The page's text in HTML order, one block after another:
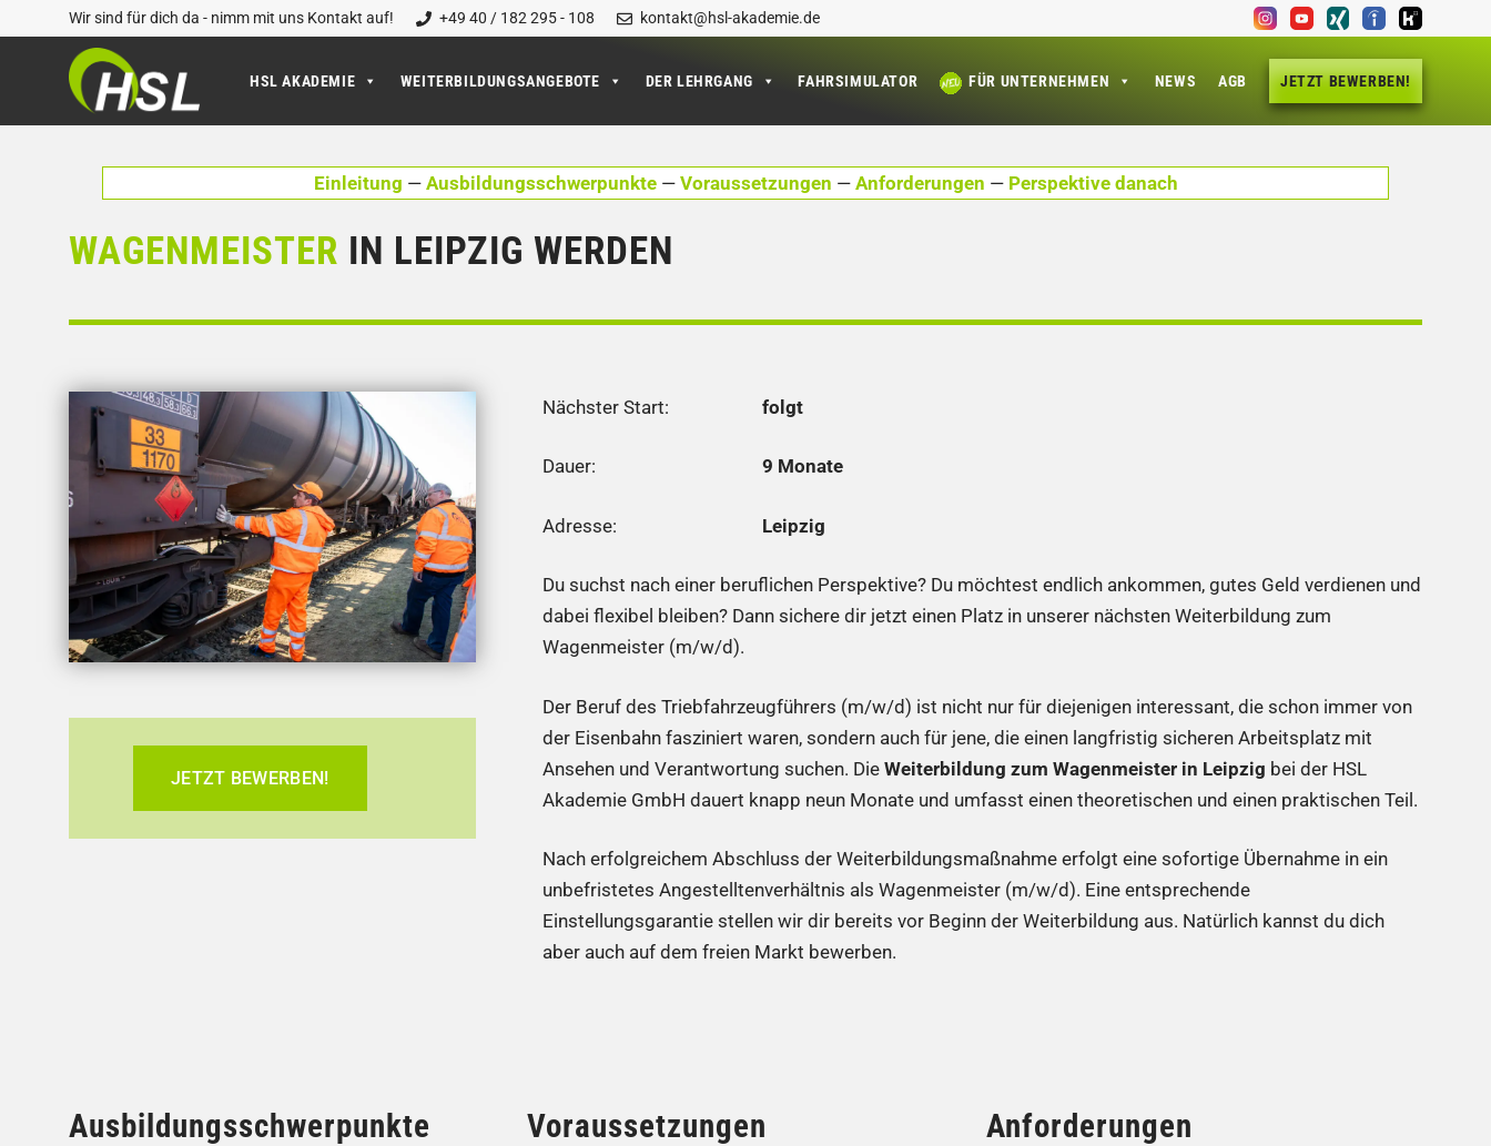
springen
Wir sind für dich da - nimm mit uns Kontakt auf! +49 40 / 182 295 - 108 kontakt@hsl-akademie.de
HSL AKADEMIE WEITERBILDUNGSANGEBOTE DER LEHRGANG FAHRSIMULATOR FÜR UNTERNEHMEN NEWS AGB JETZT BEWERBEN!
Einleitung — Ausbildungsschwerpunkte — Voraussetzungen — Anforderungen — Perspektive danach
WAGENMEISTER IN LEIPZIG WERDEN
JETZT BEWERBEN!
Nächster Start: folgt
Dauer: 9 Monate
Adresse: Leipzig
Du suchst nach einer beruflichen Perspektive? Du möchtest endlich ankommen, gutes Geld verdienen und
dabei flexibel bleiben? Dann sichere dir jetzt einen Platz in unserer nächsten Weiterbildung zum
Wagenmeister (m/w/d).
Der Beruf des Triebfahrzeugführers (m/w/d) ist nicht nur für diejenigen interessant, die schon immer von
der Eisenbahn fasziniert waren, sondern auch für jene, die einen langfristig sicheren Arbeitsplatz mit
Ansehen und Verantwortung suchen. Die Weiterbildung zum Wagenmeister in Leipzig bei der HSL
Akademie GmbH dauert knapp neun Monate und umfasst einen theoretischen und einen praktischen Teil.
Nach erfolgreichem Abschluss der Weiterbildungsmaßnahme erfolgt eine sofortige Übernahme in ein
unbefristetes Angestelltenverhältnis als Wagenmeister (m/w/d). Eine entsprechende
Einstellungsgarantie stellen wir dir bereits vor Beginn der Weiterbildung aus. Natürlich kannst du dich
aber auch auf dem freien Markt bewerben.
Ausbildungsschwerpunkte Voraussetzungen Anforderungen